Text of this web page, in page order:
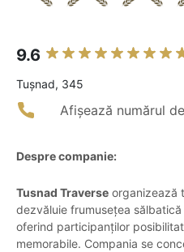
9.6
Tuşnad, 345
Afișează numărul
Despre companie:
Tusnad Traverse organizează
dezvăluie frumusețea
oferind participanților
memorabile. Compania se